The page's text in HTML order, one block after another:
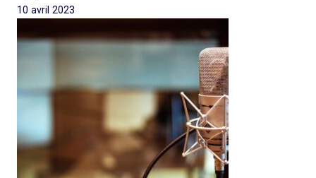
10 avril 2023